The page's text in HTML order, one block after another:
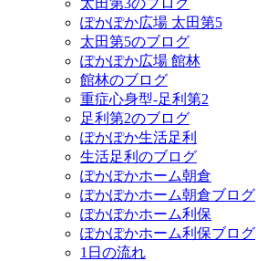
太田第3のブログ
ぽかぽか広場 太田第5
太田第5のブログ
ぽかぽか広場 館林
館林のブログ
重症心身型-足利第2
足利第2のブログ
ぽかぽか生活足利
生活足利のブログ
ぽかぽかホーム朝倉
ぽかぽかホーム朝倉ブログ
ぽかぽかホーム利保
ぽかぽかホーム利保ブログ
1日の流れ